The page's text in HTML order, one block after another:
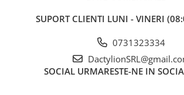
SUPORT CLIENTI LUNI - VINERI
0731323334
SOCIAL URMARESTE-NE IN